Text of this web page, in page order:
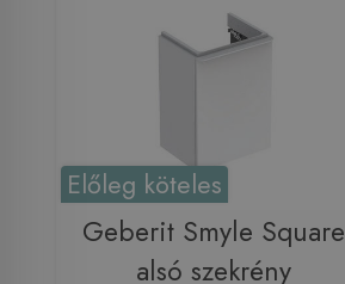
Előleg köteles
Geberit Smyle Square
alsó szekrény